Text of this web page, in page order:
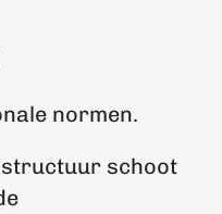
normen.
schoot